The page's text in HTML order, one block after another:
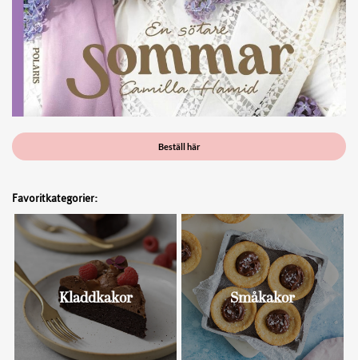
Beställ här
Favoritkategorier:
Kladdkakor Småkakor